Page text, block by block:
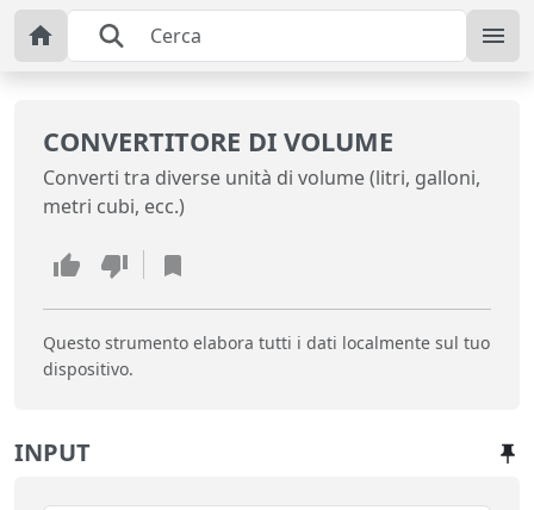
CONVERTITORE DI VOLUME
Converti tra diverse unità di volume (litri, galloni,
metri cubi, ecc.)
Questo strumento elabora tutti i dati localmente sul tuo
dispositivo.
INPUT